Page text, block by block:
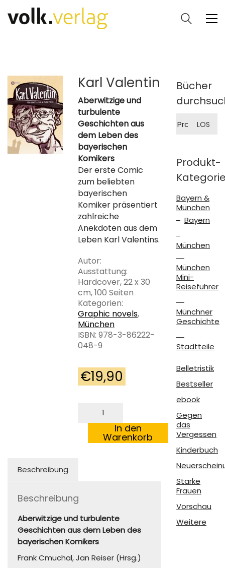
Karl Valentin
Aberwitzige und
turbulente
Geschichten aus
dem Leben des
bayerischen
Komikers
Der erste Comic
zum beliebten
bayerischen
Komiker präsentiert
zahlreiche
Anekdoten aus dem
Leben Karl Valentins.
Autor:
Ausstattung:
Hardcover, 22 x 30
cm, 100 Seiten
Kategorien:
Graphic novels,
München
ISBN: 978-3-86222-
048-9
€19,90
Valentin
Menge
In den
Warenkorb
Beschreibung
Beschreibung
Aberwitzige und turbulente
Geschichten aus dem Leben des
bayerischen Komikers
Frank Cmuchal, Jan Reiser (Hrsg.)
Bücher
nach:
LOS
Produkt-
Bayern &
München
Bayern
München
München
Mini-
Reiseführer
Münchner
Geschichte
Stadtteile
Belletristik
Bestseller
ebook
Gegen
das
Vergessen
Kinderbuch
Starke
Frauen
Vorschau
Weitere